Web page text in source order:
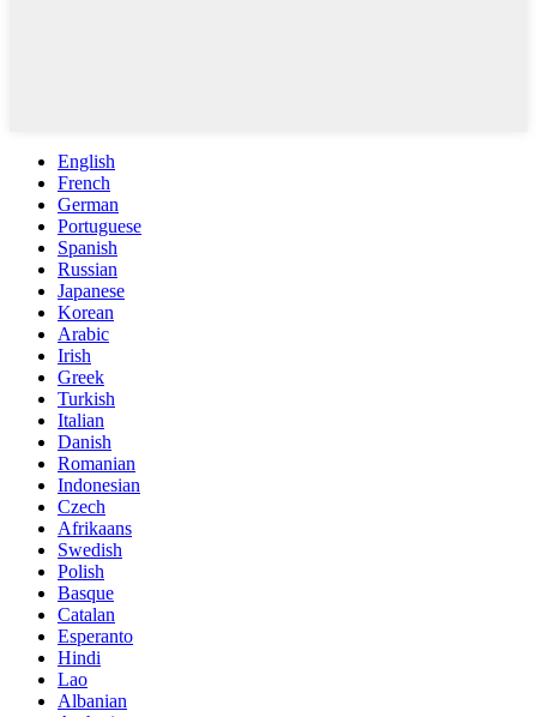
English
French
German
Portuguese
Spanish
Russian
Japanese
Korean
Arabic
Irish
Greek
Turkish
Italian
Danish
Romanian
Indonesian
Czech
Afrikaans
Swedish
Polish
Basque
Catalan
Esperanto
Hindi
Lao
Albanian